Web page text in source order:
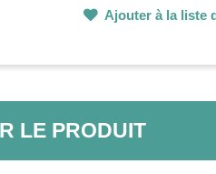
Ajouter à la liste
LE PRODUIT